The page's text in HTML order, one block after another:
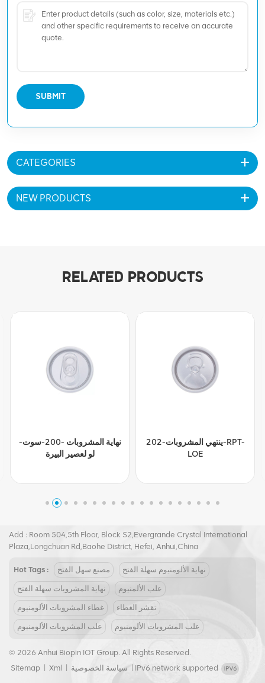
SUBMIT
CATEGORIES
NEW PRODUCTS
RELATED PRODUCTS
نهاية المشروبات -200-سوت-
لو لعصير البيرة
ينتهي المشروبات-202-RPT-
LOE
+8617855139217
Add : Room 504,5th Floor, Block S2,Evergrande Crystal International
Plaza,Longchuan Rd,Baohe District, Hefei, Anhui,China
Hot Tags : مصنع سهل الفتح نهاية الألومنيوم سهلة الفتح
نهاية المشروبات سهلة الفتح علب الألمنيوم
غطاء المشروبات الألومنيوم تقشر الغطاء
علب المشروبات الألومنيوم علب المشروبات الألومنيوم
© 2026 Anhui Biopin IOT Group. All Rights Reserved.
Sitemap
Xml سياسة الخصوصية IPv6 network supported